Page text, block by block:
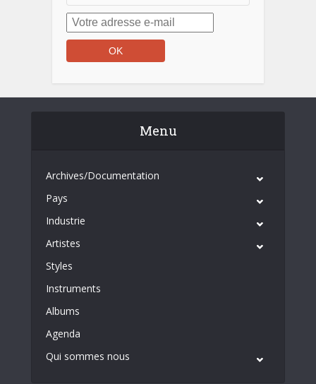
Menu
Archives/Documentation
Pays
Industrie
Artistes
Styles
Instruments
Albums
Agenda
Qui sommes nous